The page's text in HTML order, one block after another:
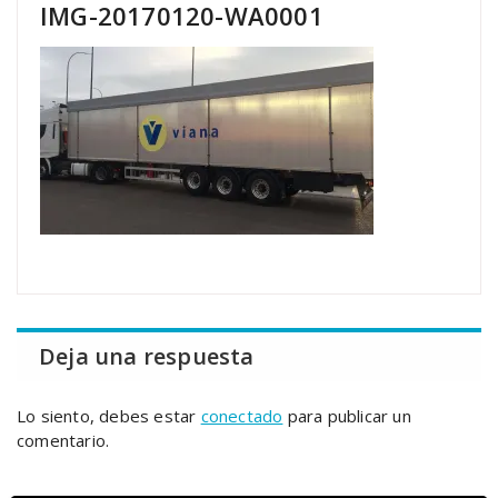
IMG-20170120-WA0001
Deja una respuesta
Lo siento, debes estar conectado para publicar un
comentario.